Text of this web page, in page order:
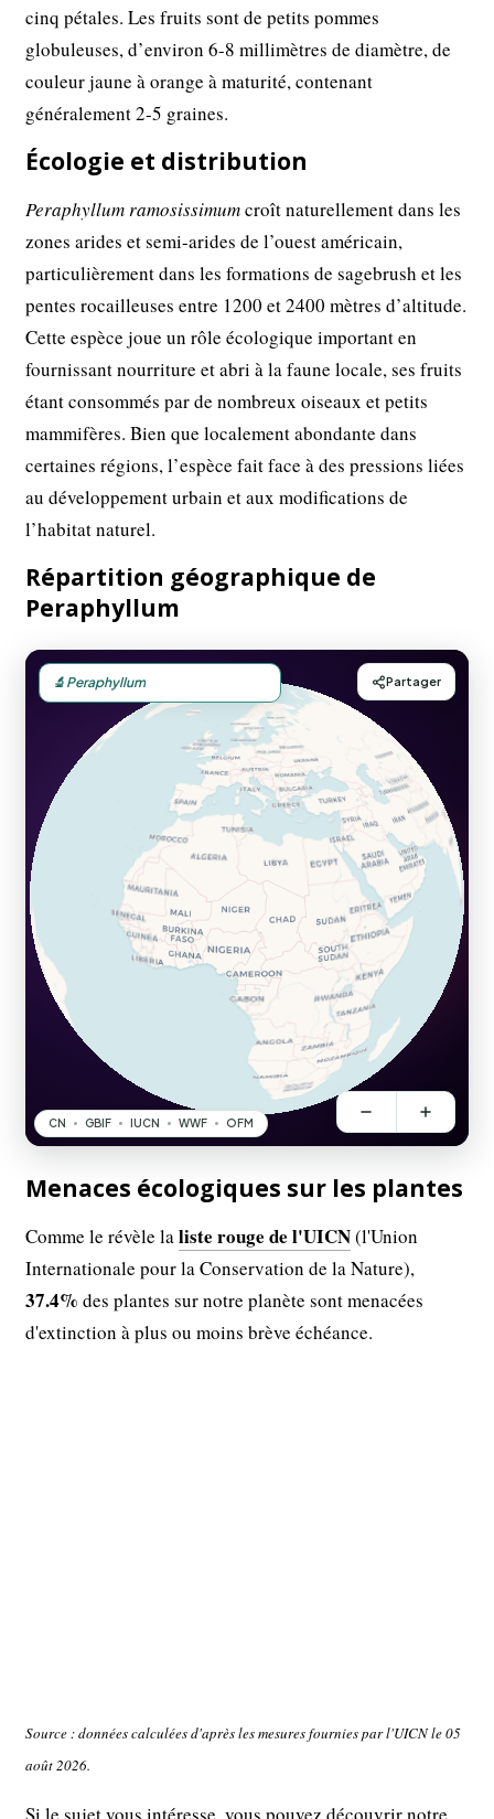
cinq pétales. Les fruits sont de petits pommes
globuleuses, d’environ 6-8 millimètres de diamètre, de
couleur jaune à orange à maturité, contenant
généralement 2-5 graines.
Écologie et distribution
Peraphyllum ramosissimumcroît naturellement dans les
zones arides et semi-arides de l’ouest américain,
particulièrement dans les formations de sagebrush et les
pentes rocailleuses entre 1200 et 2400 mètres d’altitude.
Cette espèce joue un rôle écologique important en
fournissant nourriture et abri à la faune locale, ses fruits
étant consommés par de nombreux oiseaux et petits
mammifères. Bien que localement abondante dans
certaines régions, l’espèce fait face à des pressions liées
au développement urbain et aux modifications de
l’habitat naturel.
Répartition géographique de
Peraphyllum
Menaces écologiques sur les plantes
Comme le révèle laliste rouge de l'UICN(l'Union
Internationale pour la Conservation de la Nature),
37.4% des plantes sur notre planète sont menacées
d'extinction à plus ou moins brève échéance.
Source : données calculées d'après les mesures fournies par l'UICN le 05
août 2026.